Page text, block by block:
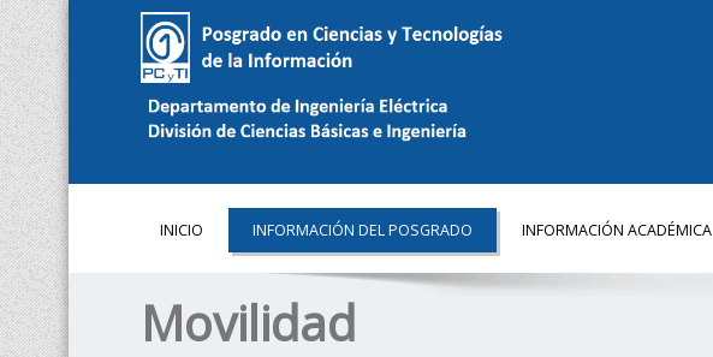
INICIO INFORMACIÓN DEL POSGRADO INFORMACIÓN ACADÉMICA
Movilidad